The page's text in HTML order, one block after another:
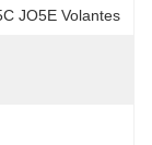
JO5E Volantes